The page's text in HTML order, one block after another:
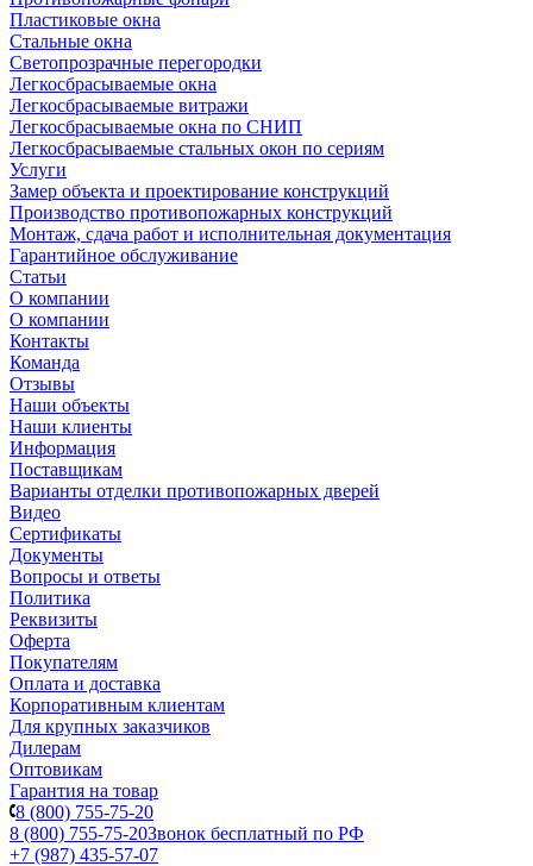
Пластиковые окна
Стальные окна
Светопрозрачные перегородки
Легкосбрасываемые окна
Легкосбрасываемые витражи
Легкосбрасываемые окна по СНИП
Легкосбрасываемые стальных окон по сериям
Услуги
Замер объекта и проектирование конструкций
Производство противопожарных конструкций
Монтаж, сдача работ и исполнительная документация
Гарантийное обслуживание
Статьи
О компании
О компании
Контакты
Команда
Отзывы
Наши объекты
Наши клиенты
Информация
Поставщикам
Варианты отделки противопожарных дверей
Видео
Сертификаты
Документы
Вопросы и ответы
Политика
Реквизиты
Оферта
Покупателям
Оплата и доставка
Корпоративным клиентам
Для крупных заказчиков
Дилерам
Оптовикам
Гарантия на товар
8 (800) 755-75-20
8 (800) 755-75-20Звонок бесплатный по РФ
+7 (987) 435-57-07